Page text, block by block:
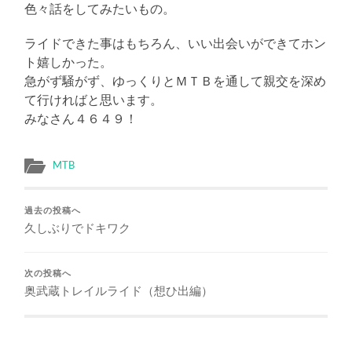
色々話をしてみたいもの。
ライドできた事はもちろん、いい出会いができてホン
ト嬉しかった。
急がず騒がず、ゆっくりとＭＴＢを通して親交を深め
て行ければと思います。
みなさん４６４９！
MTB
過去の投稿へ
久しぶりでドキワク
次の投稿へ
奥武蔵トレイルライド（想ひ出編）